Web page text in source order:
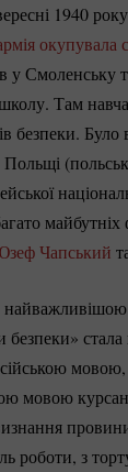
1940
окупувала
у Смоленську
Там
безпеки. Було
Чапський
безпеки»
мовою
роботи, з